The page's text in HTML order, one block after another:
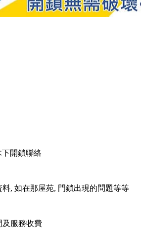
下開鎖聯絡
, 如在那屋苑, 門鎖出現的問題等等
及服務收費